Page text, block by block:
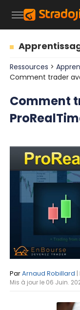
Ressources >
Comment trader
Comment
ParArnaud Robillard
Mis à jour le 06 Juin.